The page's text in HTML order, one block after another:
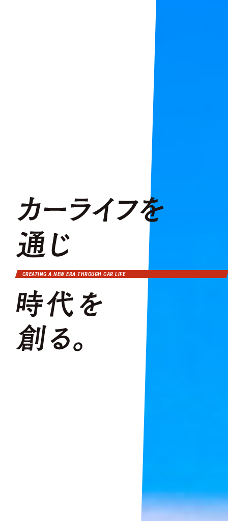
CREATING A NEW ERA THROUGH CAR LIFE